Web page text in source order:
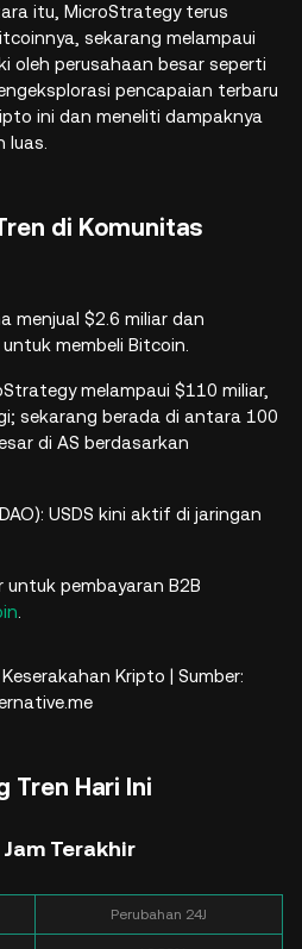
itu, MicroStrategy terus
sekarang melampaui
oleh perusahaan besar seperti
pencapaian terbaru
ini dan meneliti dampaknya
luas.
di Komunitas
menjual $2.6 miliar dan
membeli Bitcoin.
melampaui $110 miliar,
sekarang berada di antara 100
di AS berdasarkan
USDS kini aktif di jaringan
untuk pembayaran B2B
Kripto | Sumber:
Tren Hari Ini
Terakhir
Perubahan 24J